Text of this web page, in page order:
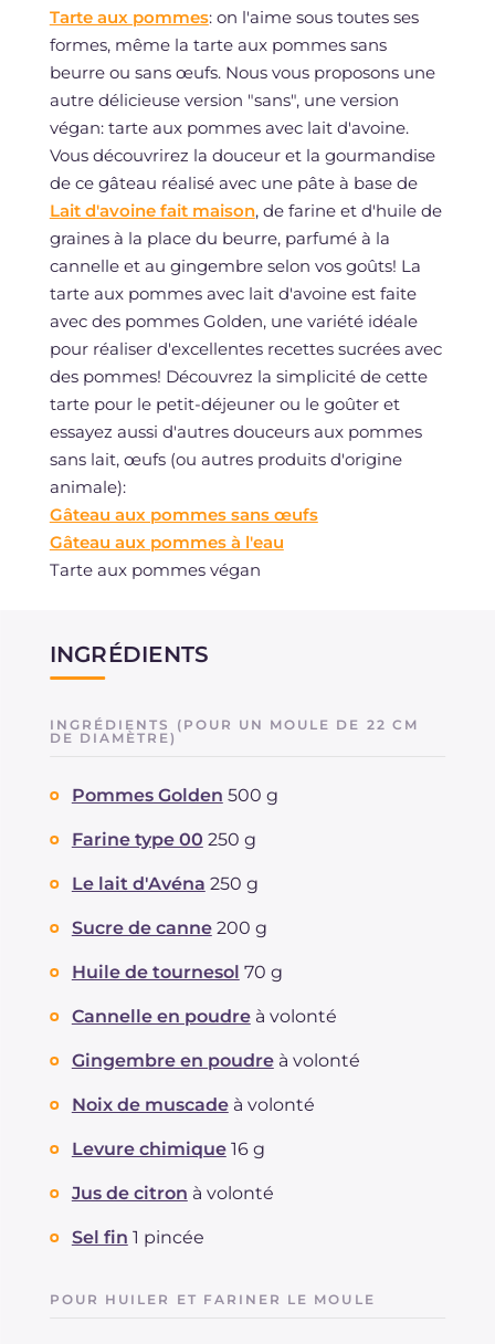
Tarte aux pommes: on l'aime sous toutes ses
formes, même la tarte aux pommes sans
beurre ou sans œufs. Nous vous proposons une
autre délicieuse version "sans", une version
végan: tarte aux pommes avec lait d'avoine.
Vous découvrirez la douceur et la gourmandise
de ce gâteau réalisé avec une pâte à base de
Lait d'avoine fait maison, de farine et d'huile de
graines à la place du beurre, parfumé à la
cannelle et au gingembre selon vos goûts! La
tarte aux pommes avec lait d'avoine est faite
avec des pommes Golden, une variété idéale
pour réaliser d'excellentes recettes sucrées avec
des pommes! Découvrez la simplicité de cette
tarte pour le petit-déjeuner ou le goûter et
essayez aussi d'autres douceurs aux pommes
sans lait, œufs (ou autres produits d'origine
animale):
Gâteau aux pommes sans œufs
Gâteau aux pommes à l'eau
Tarte aux pommes végan
INGRÉDIENTS
INGRÉDIENTS (POUR UN MOULE DE 22 CM
DE DIAMÈTRE)
Pommes Golden 500 g
Farine type 00 250 g
Le lait d'Avéna 250 g
Sucre de canne 200 g
Huile de tournesol 70 g
Cannelle en poudre à volonté
Gingembre en poudre à volonté
Noix de muscade à volonté
Levure chimique 16 g
Jus de citron à volonté
Sel fin 1 pincée
POUR HUILER ET FARINER LE MOULE